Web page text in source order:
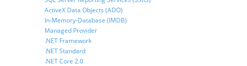
ActiveX Data Objects (ADO)
In-Memory-Database (IMDB)
Managed Provider
.NET Framework
.NET Standard
.NET Core 2.0